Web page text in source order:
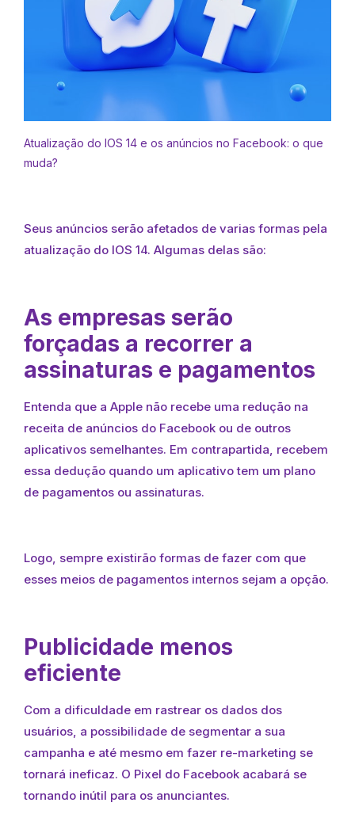
Atualização do IOS 14 e os anúncios no Facebook: o que
muda?
Seus anúncios serão afetados de varias formas pela
atualização do IOS 14. Algumas delas são:
As empresas serão
forçadas a recorrer a
assinaturas e pagamentos
Entenda que a Apple não recebe uma redução na
receita de anúncios do Facebook ou de outros
aplicativos semelhantes. Em contrapartida, recebem
essa dedução quando um aplicativo tem um plano
de pagamentos ou assinaturas.
Logo, sempre existirão formas de fazer com que
esses meios de pagamentos internos sejam a opção.
Publicidade menos
eficiente
Com a dificuldade em rastrear os dados dos
usuários, a possibilidade de segmentar a sua
campanha e até mesmo em fazer re-marketing se
tornará ineficaz. O Pixel do Facebook acabará se
tornando inútil para os anunciantes.